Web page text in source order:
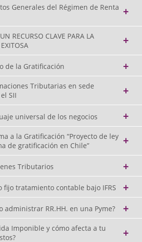
Generales del Régimen de Renta
RECURSO CLAVE PARA LA
de la Gratificación
Tributarias en sede
SII
universal de los negocios
a la Gratificación “Proyecto de ley
de gratificación en Chile”
Tributarios
fijo tratamiento contable bajo IFRS
administrar RR.HH. en una Pyme?
Imponible y cómo afecta a tu